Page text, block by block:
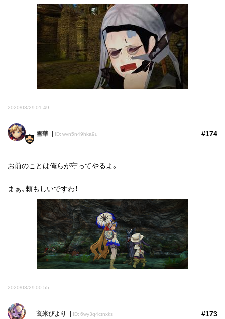
2020/03/29 01:49
雪華 ID: wvn5n49hka9u #174
お前のことは俺らが守ってやるよ。
まぁ、頼もしいですわ！
2020/03/29 00:55
玄米びより ID: 6wy3q4ctnxks #173